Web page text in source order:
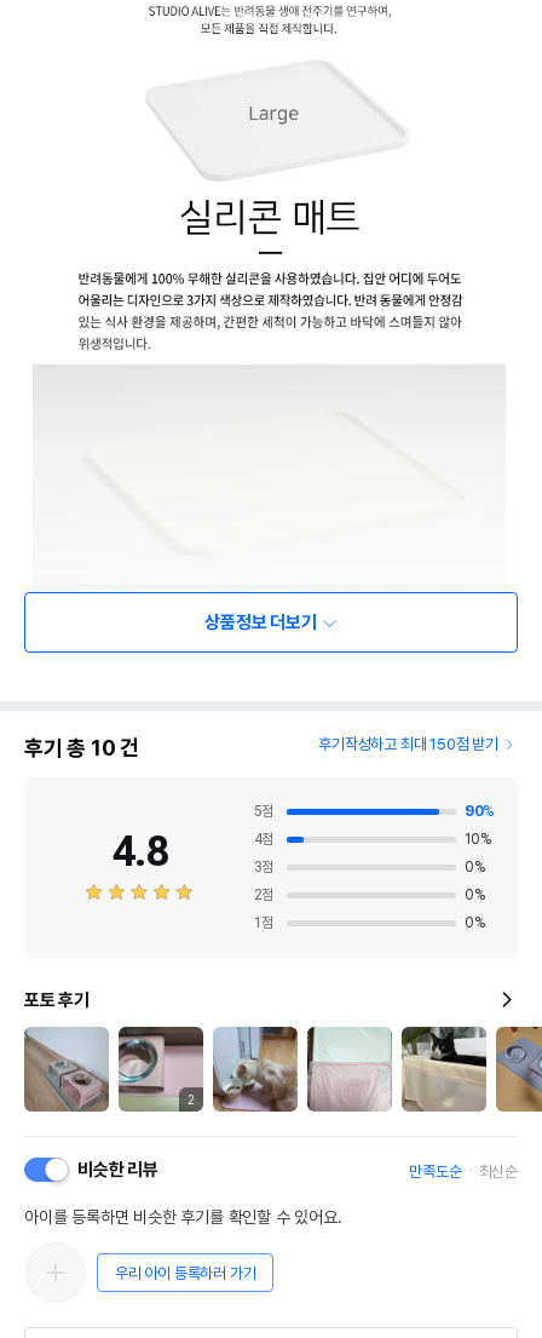
상품정보 더보기
후기 총 10건 후기작성하고 최대 150점 받기
4.8
5점 90%
4점 10%
3점 0%
2점 0%
1 점 0%
포토 후기
2
비슷한 리뷰 만족도순 최신순
아이를 등록하면 비슷한 후기를 확인할 수 있어요.
우리 아이 등록하러 가기